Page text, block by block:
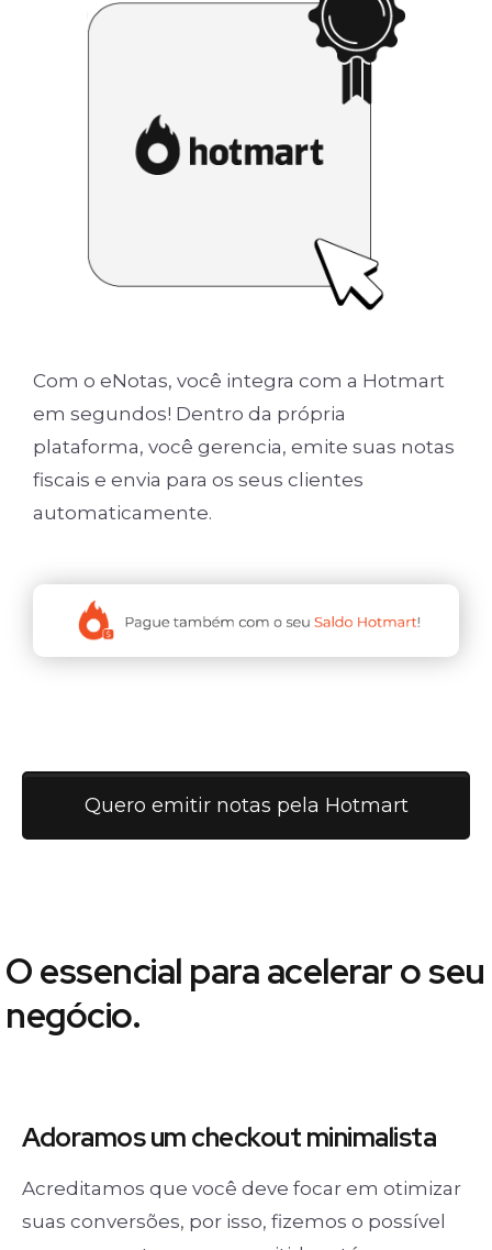
Com o eNotas, você integra com a Hotmart
em segundos! Dentro da própria
plataforma, você gerencia, emite suas notas
fiscais e envia para os seus clientes
automaticamente.
Quero emitir notas pela Hotmart
O essencial para acelerar o seu
negócio.
Adoramos umcheckout minimalista
Acreditamos que você deve focar em otimizar
suas conversões, por isso, fizemos o possível